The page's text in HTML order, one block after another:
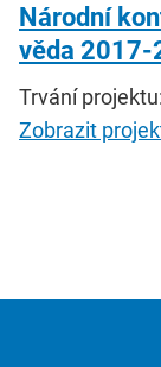
Národní
věda 2017-
Trvání
Zobrazit